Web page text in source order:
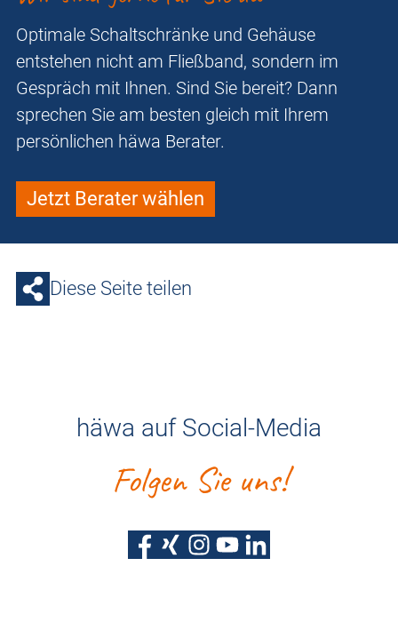
Optimale Schaltschränke und Gehäuse
entstehen nicht am Fließband, sondern im
Gespräch mit Ihnen. Sind Sie bereit? Dann
sprechen Sie am besten gleich mit Ihrem
persönlichen häwa Berater.
Jetzt Berater wählen
Diese Seite teilen
häwa auf Social-Media
Folgen Sie uns!